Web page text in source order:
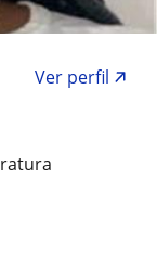
Ver perfil